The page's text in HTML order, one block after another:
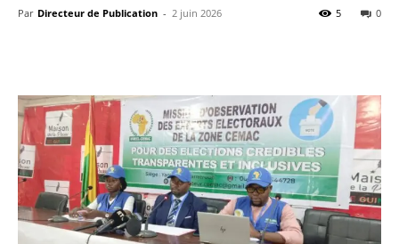
Par Directeur de Publication - 2 juin 2026 0
5